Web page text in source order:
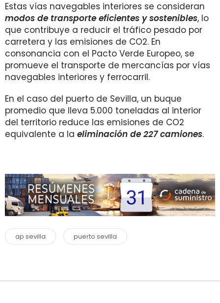
Estas vías navegables interiores se consideran
modos de transporte eficientes y sostenibles, lo
que contribuye a reducir el tráfico pesado por
carretera y las emisiones de CO2. En
consonancia con el Pacto Verde Europeo, se
promueve el transporte de mercancías por vías
navegables interiores y ferrocarril.
En el caso del puerto de Sevilla, un buque
promedio que lleva 5.000 toneladas al interior
del territorio reduce las emisiones de CO2
equivalente a la eliminación de 227 camiones.
ap sevilla puerto sevilla